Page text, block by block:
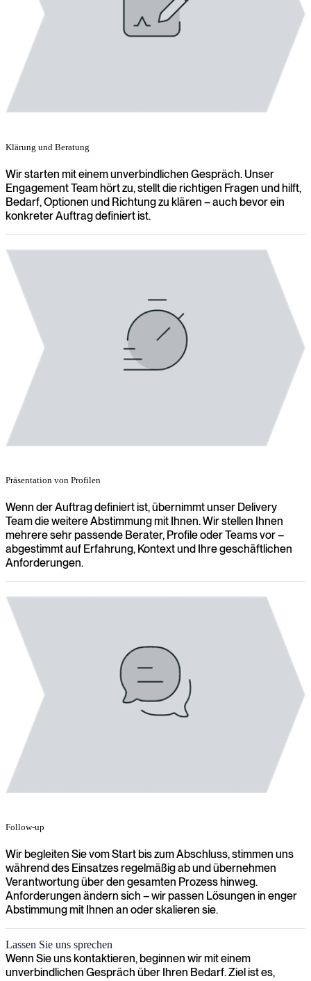
Klärung und Beratung
Wir starten mit einem unverbindlichen Gespräch. Unser
Engagement Team hört zu, stellt die richtigen Fragen und hilft,
Bedarf, Optionen und Richtung zu klären – auch bevor ein
konkreter Auftrag definiert ist.
Präsentation von Profilen
Wenn der Auftrag definiert ist, übernimmt unser Delivery
Team die weitere Abstimmung mit Ihnen. Wir stellen Ihnen
mehrere sehr passende Berater, Profile oder Teams vor –
abgestimmt auf Erfahrung, Kontext und Ihre geschäftlichen
Anforderungen.
Follow-up
Wir begleiten Sie vom Start bis zum Abschluss, stimmen uns
während des Einsatzes regelmäßig ab und übernehmen
Verantwortung über den gesamten Prozess hinweg.
Anforderungen ändern sich – wir passen Lösungen in enger
Lassen Sie uns sprechen
Wenn Sie uns kontaktieren, beginnen wir mit einem
unverbindlichen Gespräch über Ihren Bedarf. Ziel ist es,